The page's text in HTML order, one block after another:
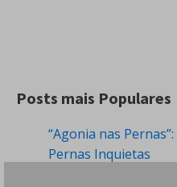
Posts mais Populares
“Agonia nas
Pernas Inquietas